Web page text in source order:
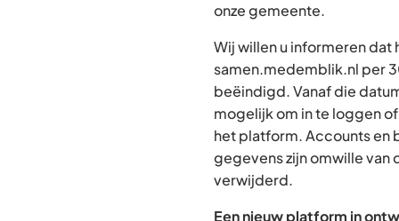
onze gemeente.
Wij willen u informeren dat
samen.medemblik.nl per
beëindigd. Vanaf die
mogelijk om in te loggen
het platform. Accounts en
gegevens zijn omwille van
verwijderd.
Een nieuw platform in